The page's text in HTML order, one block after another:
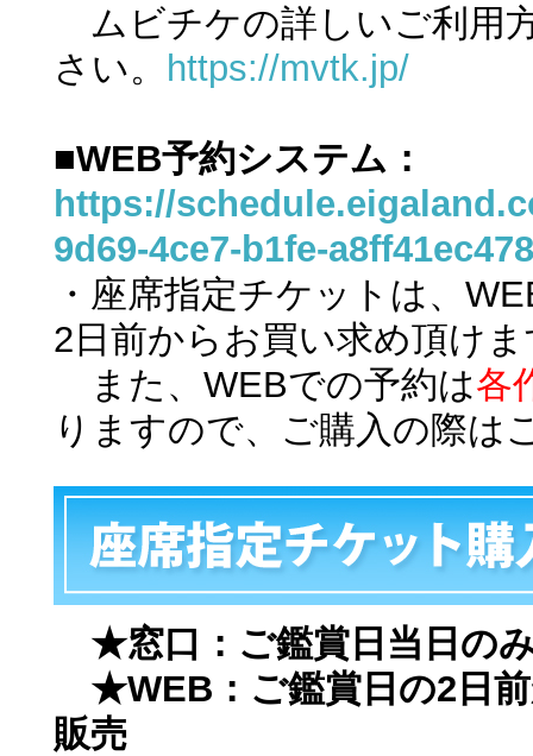
ムビチケの詳しいご利用
さい。
https://mvtk.jp/
■WEB予約システム：
https://
9d69-4ce7-b1fe-
・座席指定チケットは、
2日前からお買い求め頂け
また、WEBでの予約は各
りますので、ご購入の際は
★窓口：ご鑑賞日当日の
★WEB：ご鑑賞日の2日
販売